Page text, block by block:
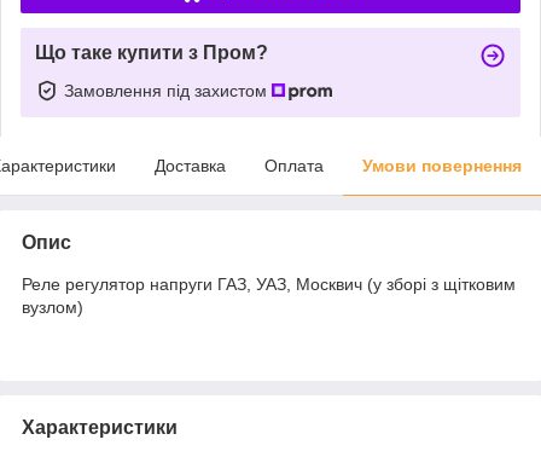
Що таке купити з Пром?
Замовлення під захистом
Доставка Оплата Умови повернення
Опис
Реле регулятор напруги ГАЗ, УАЗ, Москвич (у зборі з щітковим
вузлом)
Характеристики